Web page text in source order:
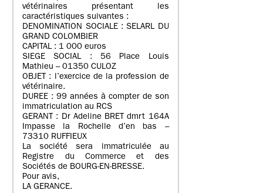
vétérinaires présentant les
caractéristiques suivantes :
DENOMINATION SOCIALE : SELARL DU
GRAND COLOMBIER
CAPITAL : 1 000 euros
SIEGE SOCIAL : 56 Place Louis
Mathieu – 01350 CULOZ
OBJET : l’exercice de la profession de
vétérinaire.
DUREE : 99 années à compter de son
immatriculation au RCS
GERANT : Dr Adeline BRET dmrt 164A
Impasse la Rochelle d’en bas –
73310 RUFFIEUX
La société sera immatriculée au
Registre du Commerce et des
Sociétés de BOURG-EN-BRESSE.
Pour avis,
LA GERANCE.